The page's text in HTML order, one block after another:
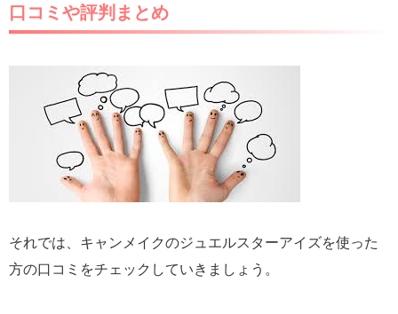
口コミや評判まとめ
それでは、キャンメイクのジュエルスターアイズを使った
方の口コミをチェックしていきましょう。